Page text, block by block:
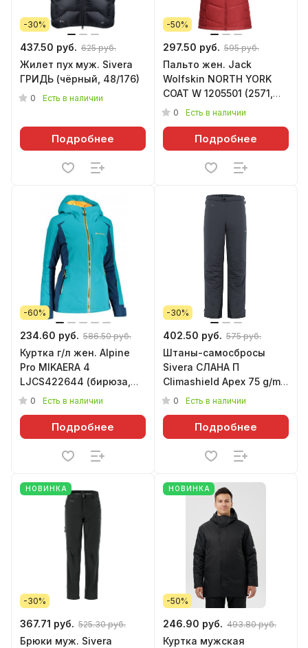
-30%
437.50 руб. 625 руб.
Жилет пух муж. Sivera
ГРИДЬ (чёрный, 48/176)
0 Есть в наличии
Подробнее
-50%
297.50 руб. 595 руб.
Пальто жен. Jack
Wolfskin NORTH YORK
COAT W 1205501 (2571,
coral red, XS (001))
0 Есть в наличии
Подробнее
-60%
234.60 руб. 586.50 руб.
Куртка г/л жен. Alpine
Pro MIKAERA 4
LJCS422644 (бирюза,
XS)
0 Есть в наличии
Подробнее
-30%
402.50 руб. 575 руб.
Штаны-самосбросы
Sivera СЛАНА П
Climashield Apex 75 g/m2
(чёрный, 52/182)
0 Есть в наличии
Подробнее
НОВИНКА
-30%
367.71 руб. 525.30 руб.
Брюки муж. Sivera
НОВИНКА
-50%
246.90 руб. 493.80 руб.
Куртка мужская